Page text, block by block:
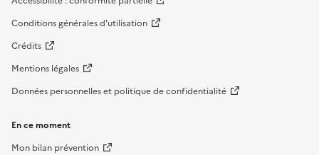
Conditions générales d'utilisation
Crédits
Mentions légales
Données personnelles et politique de confidentialité
En ce moment
Mon bilan prévention